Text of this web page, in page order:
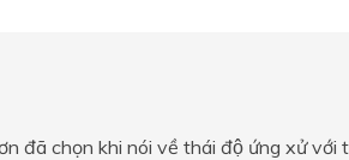
đã chọn khi nói về thái độ ứng xử với